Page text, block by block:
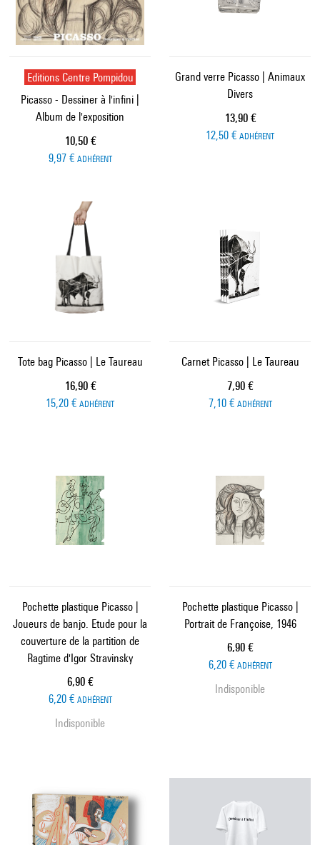
Editions Centre Pompidou
Picasso - Dessiner à l'infini |
Album de l'exposition
Prix ​​actuel
10,50 €
9,97 € ADHÉRENT
Grand verre Picasso | Animaux
Divers
Prix ​​actuel
13,90 €
12,50 € ADHÉRENT
Tote bag Picasso | Le Taureau
Prix ​​actuel
16,90 €
15,20 € ADHÉRENT
Carnet Picasso | Le Taureau
Prix ​​actuel
7,90 €
7,10 € ADHÉRENT
Pochette plastique Picasso |
Joueurs de banjo. Etude pour la
couverture de la partition de
Ragtime d'Igor Stravinsky
Prix ​​actuel
6,90 €
6,20 € ADHÉRENT
Indisponible
Pochette plastique Picasso |
Portrait de Françoise, 1946
Prix ​​actuel
6,90 €
6,20 € ADHÉRENT
Indisponible